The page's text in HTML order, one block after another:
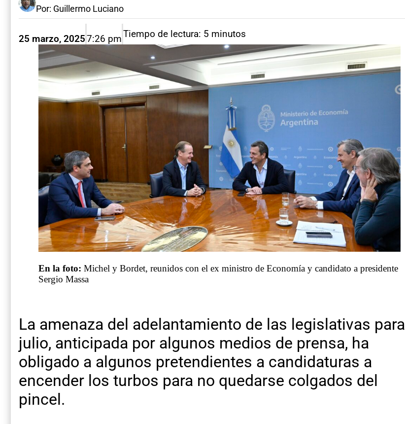
Por: Guillermo Luciano
25 marzo, 20257:26 pmTiempo de lectura: 5 minutos
En la foto: Michel y Bordet, reunidos con el ex ministro de Economía y candidato a presidente
Sergio Massa
La amenaza del adelantamiento de las legislativas para
julio, anticipada por algunos medios de prensa, ha
obligado a algunos pretendientes a candidaturas a
encender los turbos para no quedarse colgados del
pincel.